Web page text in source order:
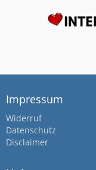
Impressum
Widerruf
Datenschutz
Disclaimer